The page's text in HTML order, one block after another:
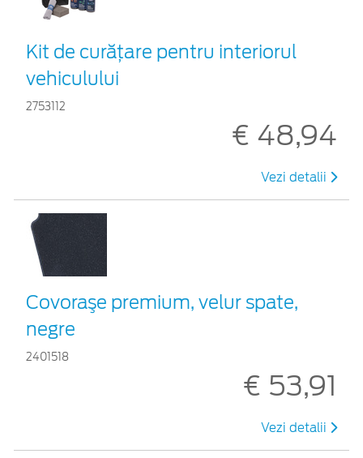
Kit de curățare pentru interiorul
vehiculului
2753112
€ 48,94
Vezi detalii
Covoraşe premium, velur spate,
negre
2401518
€ 53,91
Vezi detalii